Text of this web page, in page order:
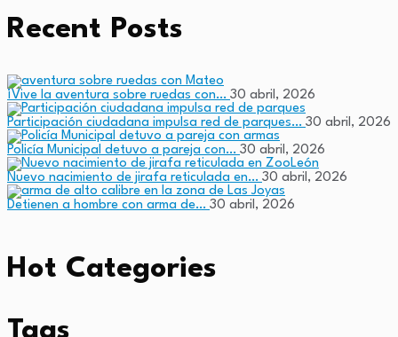
Recent Posts
¡Vive la aventura sobre ruedas con… 30 abril, 2026
Participación ciudadana impulsa red de parques… 30 abril, 2026
Policía Municipal detuvo a pareja con… 30 abril, 2026
Nuevo nacimiento de jirafa reticulada en… 30 abril, 2026
Detienen a hombre con arma de… 30 abril, 2026
Hot Categories
Tags